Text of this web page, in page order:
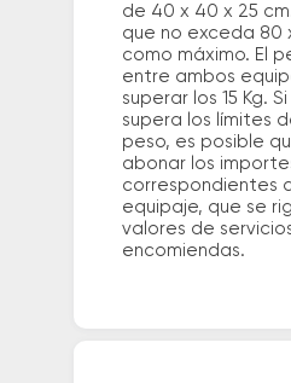
de 40 x 40 x 25
que no exceda 80
como máximo. El
entre ambos
superar los 15 Kg.
supera los límites
peso, es posible
abonar los
correspondientes
equipaje, que se
valores de
encomiendas.